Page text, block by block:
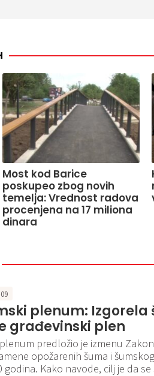
Most kod Barice
poskupeo zbog novih
temelja: Vrednost radova
procenjena na 17 miliona
dinara
plenum: Izgorela
građevinski plen
predložio je izmenu
opožarenih šuma i
godina. Kako navode, cilj je da